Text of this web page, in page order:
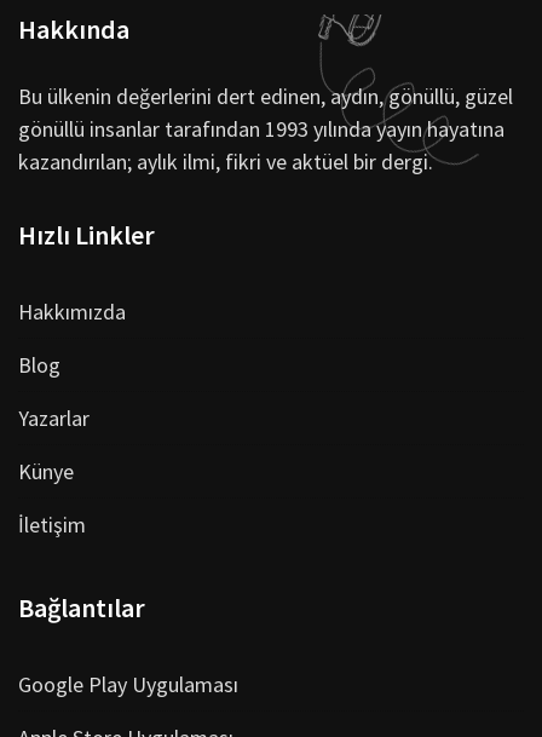
Hakkında
Bu ülkenin değerlerini dert edinen, aydın, gönüllü, güzel
gönüllü insanlar tarafından 1993 yılında yayın hayatına
kazandırılan; aylık ilmi, fikri ve aktüel bir dergi.
Hızlı Linkler
Hakkımızda
Blog
Yazarlar
Künye
İletişim
Bağlantılar
Google Play Uygulaması